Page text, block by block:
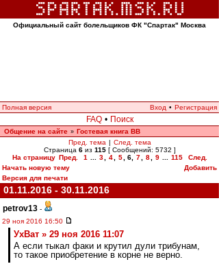
Официальный сайт болельщиков ФК "Спартак" Москва
Полная версия Вход • Регистрация
FAQ • Поиск
Общение на сайте » Гостевая книга ВВ
Пред. тема | След. тема
Страница 6из 115[ Сообщений: 5732 ]
На страницу Пред. 1 3 4 5 6, 7 8 9 115
След.
Начать новую тему
Добавить
Версия для печати
01.11.2016 - 30.11.2016
petrov13 -
29 ноя 2016 16:50
УхВат » 29 ноя 2016 11:07
А если тыкал факи и крутил дули трибунам,
то такое приобретение в корне не верно.